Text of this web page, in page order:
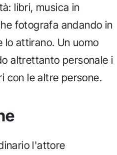
libri, musica in
fotografa andando in
attirano. Un uomo
altrettanto personale i
con le altre persone.
l'attore